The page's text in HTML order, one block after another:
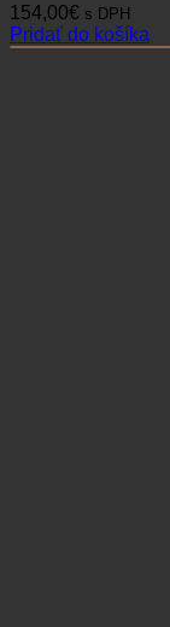
154,00€ s DPH
Pridať do košíka